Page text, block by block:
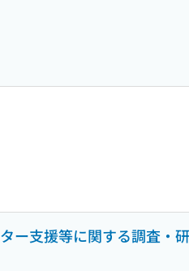
ー支援等に関する調査・